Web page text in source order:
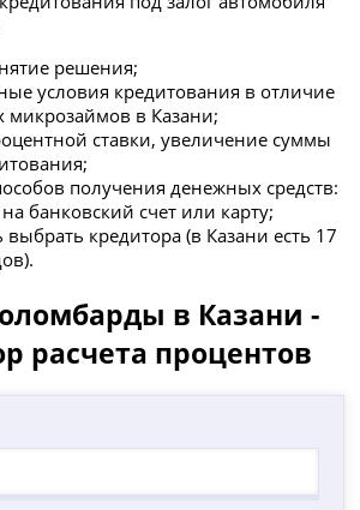
решения;
условия кредитования в отличие
микрозаймов в Казани;
ставки, увеличение суммы
получения денежных средств:
банковский счет или карту;
кредитора (в Казани есть 17
в Казани -
расчета процентов